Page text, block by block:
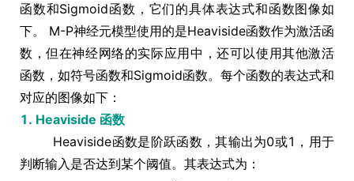
函数和Sigmoid函数，它们的具体表达式和函数图像如
下。 M-P神经元模型使用的是Heaviside函数作为激活函
数，但在神经网络的实际应用中，还可以使用其他激活
函数，如符号函数和Sigmoid函数。每个函数的表达式和
对应的图像如下：
1. Heaviside 函数
Heaviside函数是阶跃函数，其输出为0或1，用于
判断输入是否达到某个阈值。其表达式为：